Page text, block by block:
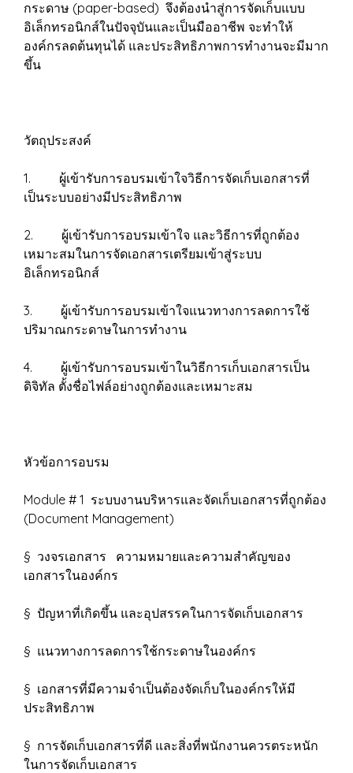
กระดาษ (paper-based) จึงต้องนำสู่การจัดเก็บแบบ
อิเล็กทรอนิกส์ในปัจจุบันและเป็นมืออาชีพ จะทำให้
องค์กรลดต้นทุนได้ และประสิทธิภาพการทำงานจะมีมาก
ขึ้น
วัตถุประสงค์
1. ผู้เข้ารับการอบรมเข้าใจวิธีการจัดเก็บเอกสารที่
เป็นระบบอย่างมีประสิทธิภาพ
2. ผู้เข้ารับการอบรมเข้าใจ และวิธีการที่ถูกต้อง
เหมาะสมในการจัดเอกสารเตรียมเข้าสู่ระบบ
อิเล็กทรอนิกส์
3. ผู้เข้ารับการอบรมเข้าใจแนวทางการลดการใช้
ปริมาณกระดาษในการทำงาน
4. ผู้เข้ารับการอบรมเข้าในวิธีการเก็บเอกสารเป็น
ดิจิทัล ตั้งชื่อไฟล์อย่างถูกต้องและเหมาะสม
หัวข้อการอบรม
Module # 1 ระบบงานบริหารและจัดเก็บเอกสารที่ถูกต้อง
(Document Management)
§ วงจรเอกสาร ความหมายและความสำคัญของ
เอกสารในองค์กร
§ ปัญหาที่เกิดขึ้น และอุปสรรคในการจัดเก็บเอกสาร
§ แนวทางการลดการใช้กระดาษในองค์กร
§ เอกสารที่มีความจำเป็นต้องจัดเก็บในองค์กรให้มี
ประสิทธิภาพ
§ การจัดเก็บเอกสารที่ดี และสิ่งที่พนักงานควรตระหนัก
ในการจัดเก็บเอกสาร